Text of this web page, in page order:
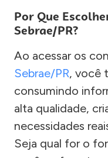
Por Que
Sebrae/PR?
Ao acessar os
Sebrae/PR, você
consumindo
alta qualidade,
necessidades
Seja qual for o